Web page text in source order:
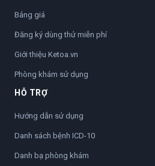
Bảng giá
Đăng ký dùng thử miễn phí
Giới thiệu Ketoa.vn
Phòng khám sử dụng
HỖ TRỢ
Hướng dẫn sử dụng
Danh sách bệnh ICD-10
Danh bạ phòng khám